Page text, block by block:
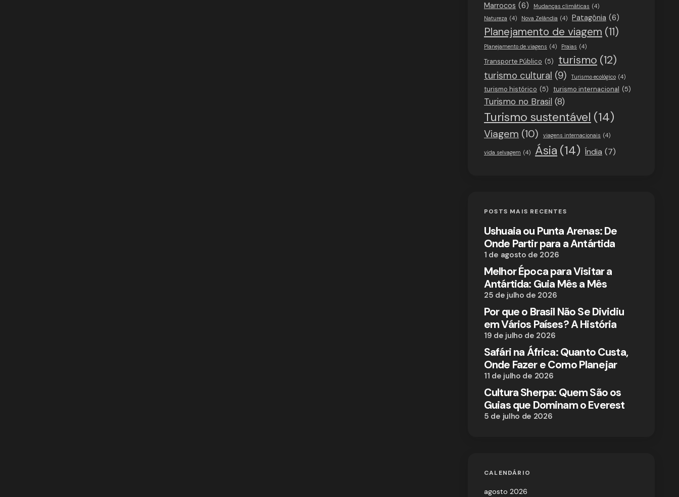
Marrocos (6) Mudanças climáticas (4)
Natureza (4) Nova Zelândia (4) Patagônia (6)
Planejamento de viagem (11)
Planejamento de viagens (4) Praias (4)
Transporte Público (5) turismo (12)
turismo cultural (9) Turismo ecológico (4)
turismo histórico (5) turismo internacional (5)
Turismo no Brasil (8)
Turismo sustentável (14)
Viagem (10) viagens internacionais (4)
vida selvagem (4) Ásia (14) Índia (7)
POSTS MAIS RECENTES
Ushuaia ou Punta Arenas: De
Onde Partir para a Antártida
1 de agosto de 2026
Melhor Época para Visitar a
Antártida: Guia Mês a Mês
25 de julho de 2026
Por que o Brasil Não Se Dividiu
em Vários Países? A História
19 de julho de 2026
Safári na África: Quanto Custa,
Onde Fazer e Como Planejar
11 de julho de 2026
Cultura Sherpa: Quem São os
Guias que Dominam o Everest
5 de julho de 2026
CALENDÁRIO
agosto 2026